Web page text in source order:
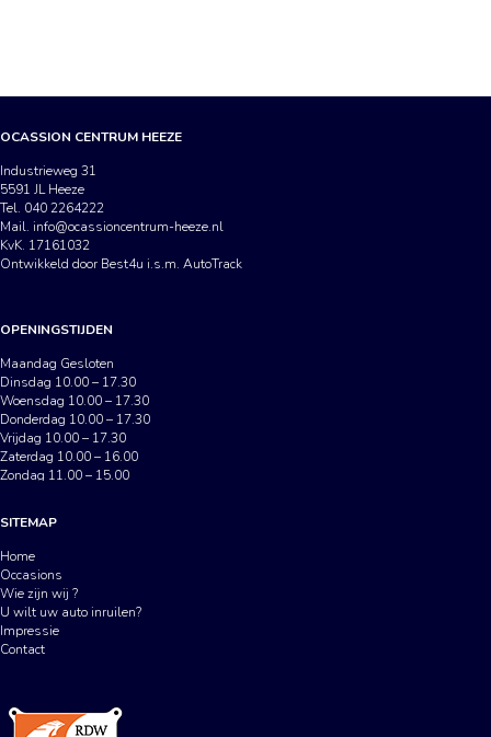
OCASSION CENTRUM HEEZE
Industrieweg 31
5591 JL Heeze
Tel. 040 2264222
Mail. info@ocassioncentrum-heeze.nl
KvK. 17161032
Ontwikkeld door Best4u i.s.m. AutoTrack
OPENINGSTIJDEN
Maandag Gesloten
Dinsdag 10.00 – 17.30
Woensdag 10.00 – 17.30
Donderdag 10.00 – 17.30
Vrijdag 10.00 – 17.30
Zaterdag 10.00 – 16.00
Zondag 11.00 – 15.00
SITEMAP
Home
Occasions
Wie zijn wij ?
U wilt uw auto inruilen?
Impressie
Contact